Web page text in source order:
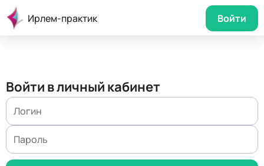
Ирлем-практик Войти
Войти в личный кабинет